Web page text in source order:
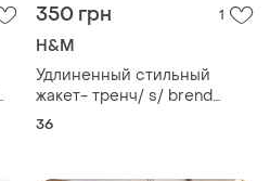
350 грн 1
H&M
Удлиненный стильный
жакет- тренч/ s/ brend
h&amp;m
36